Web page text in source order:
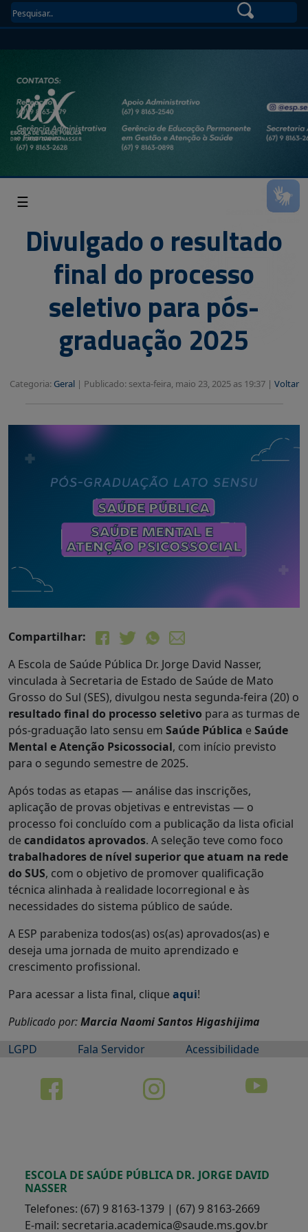
☰
Divulgado o resultado
final do processo
seletivo para pós-
graduação 2025
Categoria: Geral| Publicado: sexta-feira, maio 23, 2025 as 19:37 | Voltar
Compartilhar:
A Escola de Saúde Pública Dr. Jorge David Nasser,
vinculada à Secretaria de Estado de Saúde de Mato
Grosso do Sul (SES), divulgou nesta segunda-feira (20) o
resultado final do processo seletivo para as turmas de
pós-graduação lato sensu em Saúde Pública e Saúde
Mental e Atenção Psicossocial, com início previsto
para o segundo semestre de 2025.
Após todas as etapas — análise das inscrições,
aplicação de provas objetivas e entrevistas — o
processo foi concluído com a publicação da lista oficial
de candidatos aprovados. A seleção teve como foco
trabalhadores de nível superior que atuam na rede
do SUS, com o objetivo de promover qualificação
técnica alinhada à realidade locorregional e às
necessidades do sistema público de saúde.
A ESP parabeniza todos(as) os(as) aprovados(as) e
deseja uma jornada de muito aprendizado e
crescimento profissional.
Para acessar a lista final, clique aqui!
Publicado por:Marcia Naomi Santos Higashijima
LGPD
Fala Servidor Acessibilidade
ESCOLA DE SAÚDE PÚBLICA DR. JORGE DAVID
NASSER
Telefones: (67) 9 8163-1379 | (67) 9 8163-2669
E-mail: secretaria.academica@saude.ms.gov.br